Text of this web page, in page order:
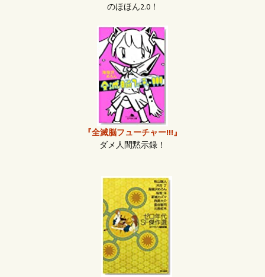
のほほん2.0！
『全滅脳フューチャー!!!』
ダメ人間黙示録！